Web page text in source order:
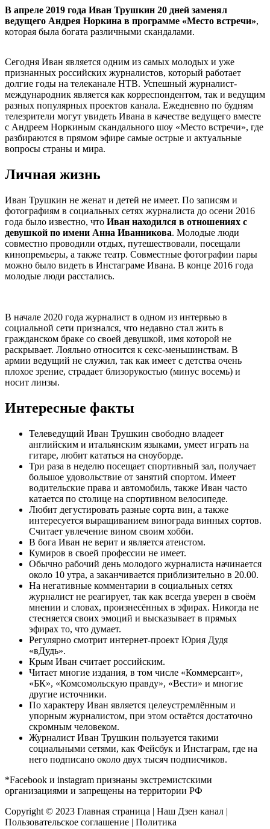
В апреле 2019 года Иван Трушкин 20 дней заменял
ведущего Андрея Норкина в программе «Место встречи»,
которая была богата различными скандалами.
Сегодня Иван является одним из самых молодых и уже
признанных российских журналистов, который работает
долгие годы на телеканале НТВ. Успешный журналист-
международник является как корреспондентом, так и ведущим
разных популярных проектов канала. Ежедневно по будням
телезрители могут увидеть Ивана в качестве ведущего вместе
с Андреем Норкиным скандального шоу «Место встречи», где
разбираются в прямом эфире самые острые и актуальные
вопросы страны и мира.
Личная жизнь
Иван Трушкин не женат и детей не имеет. По записям и
фотографиям в социальных сетях журналиста до осени 2016
года было известно, что Иван находился в отношениях с
девушкой по имени Анна Иванникова. Молодые люди
совместно проводили отдых, путешествовали, посещали
кинопремьеры, а также театр. Совместные фотографии пары
можно было видеть в Инстаграме Ивана. В конце 2016 года
молодые люди расстались.
В начале 2020 года журналист в одном из интервью в
социальной сети признался, что недавно стал жить в
гражданском браке со своей девушкой, имя которой не
раскрывает. Лояльно относится к секс-меньшинствам. В
армии ведущий не служил, так как имеет с детства очень
плохое зрение, страдает близорукостью (минус восемь) и
носит линзы.
Интересные факты
Телеведущий Иван Трушкин свободно владеет
английским и итальянским языками, умеет играть на
гитаре, любит кататься на сноуборде.
Три раза в неделю посещает спортивный зал, получает
большое удовольствие от занятий спортом. Имеет
водительские права и автомобиль, также Иван часто
катается по столице на спортивном велосипеде.
Любит дегустировать разные сорта вин, а также
интересуется выращиванием винограда винных сортов.
Считает увлечение вином своим хобби.
В бога Иван не верит и является атеистом.
Кумиров в своей профессии не имеет.
Обычно рабочий день молодого журналиста начинается
около 10 утра, а заканчивается приблизительно в 20.00.
На негативные комментарии в социальных сетях
журналист не реагирует, так как всегда уверен в своём
мнении и словах, произнесённых в эфирах. Никогда не
стесняется своих эмоций и высказывает в прямых
эфирах то, что думает.
Регулярно смотрит интернет-проект Юрия Дудя
«вДудь».
Крым Иван считает российским.
Читает многие издания, в том числе «Коммерсант»,
«БК», «Комсомольскую правду», «Вести» и многие
другие источники.
По характеру Иван является целеустремлённым и
упорным журналистом, при этом остаётся достаточно
скромным человеком.
Журналист Иван Трушкин пользуется такими
социальными сетями, как Фейсбук и Инстаграм, где на
него подписано около двух тысяч подписчиков.
*Facebook и instagram признаны экстремистскими
организациями и запрещены на территории РФ
Copyright © 2023 Главная страница | Наш Дзен канал |
Пользовательское соглашение | Политика